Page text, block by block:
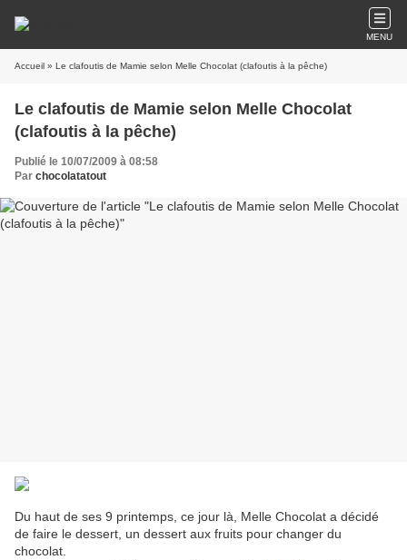
MENU
Accueil » Le clafoutis de Mamie selon Melle Chocolat (clafoutis à la pêche)
Le clafoutis de Mamie selon Melle Chocolat
(clafoutis à la pêche)
Publié le 10/07/2009 à 08:58
Par chocolatatout
Du haut de ses 9 printemps, ce jour là, Melle Chocolat a décidé
de faire le dessert, un dessert aux fruits pour changer du
chocolat.